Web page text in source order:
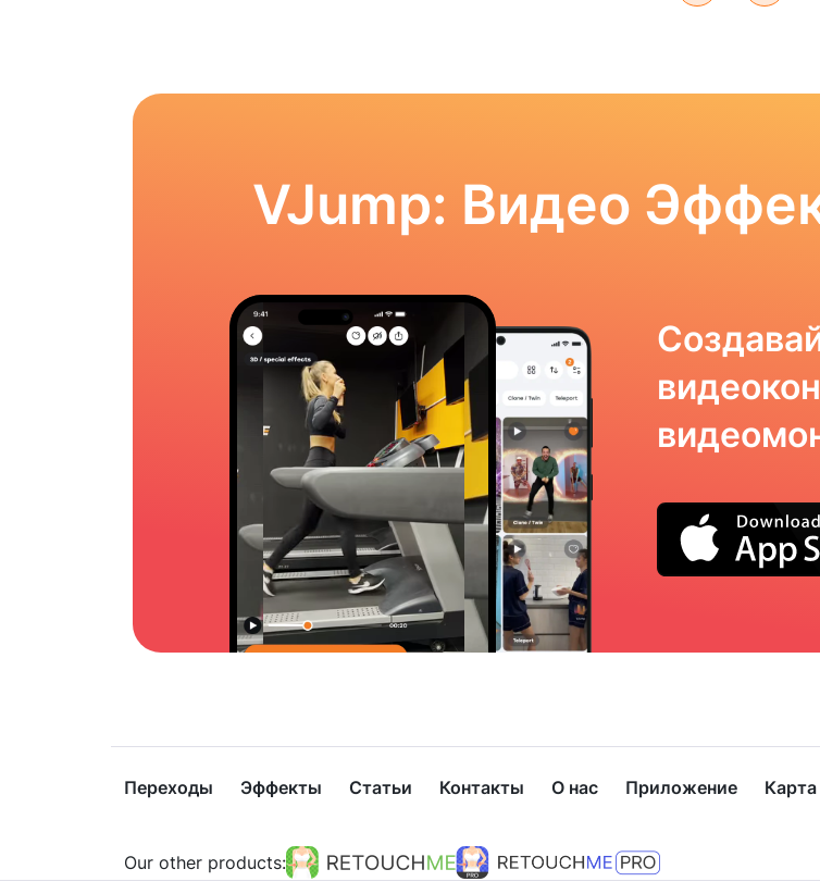
VJump: Видео
Переходы Эффекты Статьи Контакты О нас Приложение
Our other products: